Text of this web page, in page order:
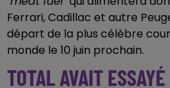
Ferrari, Cadillac et autre
départ de la plus célèbre
monde le 10 juin prochain.
TOTAL AVAIT